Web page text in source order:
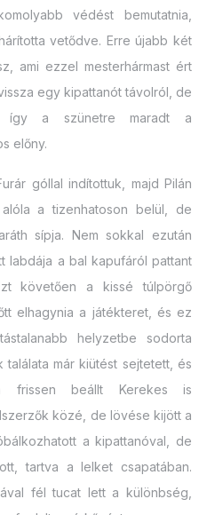
védést bemutatnia,
vetődve. Erre újabb két
ami ezzel mesterhármast ért
egy kipattanót távolról, de
így a szünetre maradt a
előny.
góllal indítottuk, majd Pilán
a tizenhatoson belül, de
sípja. Nem sokkal ezután
labdája a bal kapufáról pattant
követően a kissé túlpörgő
elhagynia a játékteret, és ez
helyzetbe sodorta
találata már kiütést sejtetett, és
frissen beállt Kerekes is
közé, de lövése kijött a
a kipattanóval, de
tartva a lelket csapatában.
fél tucat lett a különbség,